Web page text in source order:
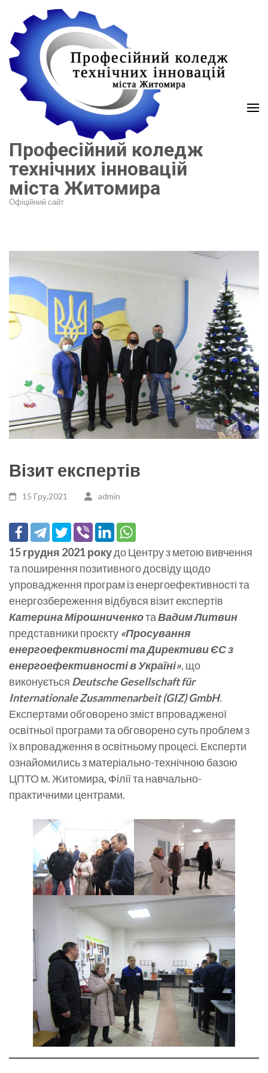
вмісту
(натисніть
Enter)
Професійний коледж
технічних інновацій
міста Житомира
Офіційний сайт
Візит експертів
15 Гру,2021 admin
15 грудня 2021 рокудо Центру з метою вивчення
та поширення позитивного досвіду щодо
упровадження програм із енергоефективності та
енергозбереження відбувся візит експертів
Катерина МірошниченкотаВадим Литвин
представники проєкту «Просування
енергоефективності та Директиви ЄС з
енергоефективності в Україні», що
виконується Deutsche Gesellschaft für
Internationale Zusammenarbeit (GIZ) GmbH.
Експертами обговорено зміст впровадженої
освітньої програми та обговорено суть проблем з
їх впровадження в освітньому процесі. Експерти
ознайомились з матеріально-технічною базою
ЦПТО м. Житомира, Філії та навчально-
практичними центрами.